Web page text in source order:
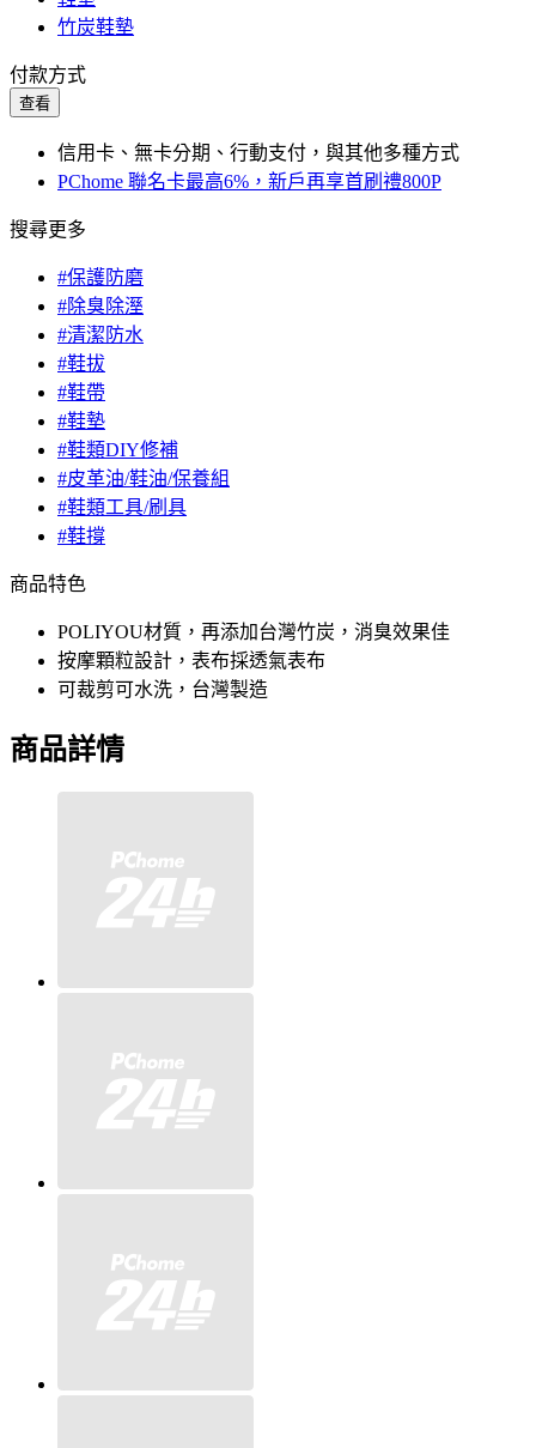
竹炭鞋墊
付款方式
查看
信用卡、無卡分期、行動支付，與其他多種方式
PChome 聯名卡最高6%，新戶再享首刷禮800P
搜尋更多
#保護防磨
#除臭除溼
#清潔防水
#鞋拔
#鞋帶
#鞋墊
#鞋類DIY修補
#皮革油/鞋油/保養組
#鞋類工具/刷具
#鞋撐
商品特色
POLIYOU材質，再添加台灣竹炭，消臭效果佳
按摩顆粒設計，表布採透氣表布
可裁剪可水洗，台灣製造
商品詳情